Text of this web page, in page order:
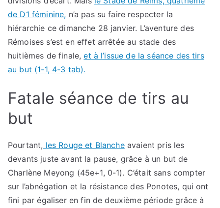
de D1 féminine, n’a pas su faire respecter la
hiérarchie ce dimanche 28 janvier. L’aventure des
Rémoises s’est en effet arrêtée au stade des
huitièmes de finale,et à l’issue de la séance des tirs
au but (1-1, 4-3 tab).
Fatale séance de tirs au
but
Pourtant, les Rouge et Blancheavaient pris les
devants juste avant la pause, grâce à un but de
Charlène Meyong (45e+1, 0-1). C’était sans compter
sur l’abnégation et la résistance des Ponotes, qui ont
fini par égaliser en fin de deuxième période grâce à